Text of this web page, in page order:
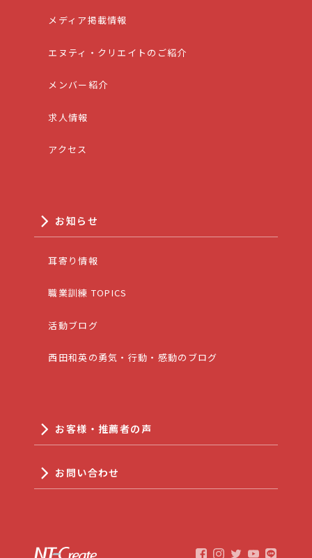
メディア掲載情報
エヌティ・クリエイトのご紹介
メンバー紹介
求人情報
アクセス
お知らせ
耳寄り情報
職業訓練 TOPICS
活動ブログ
西田和英の勇気・行動・感動のブログ
お客様・推薦者の声
お問い合わせ